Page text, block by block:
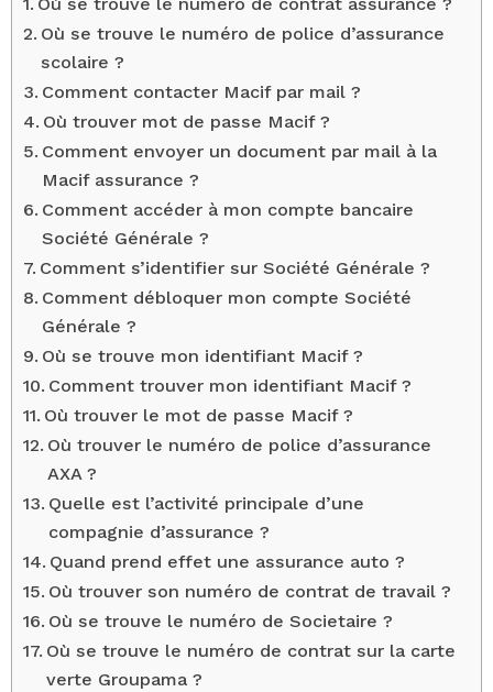
Où se trouve le numéro de police d’assurance
scolaire ?
Comment contacter Macif par mail ?
Où trouver mot de passe Macif ?
Comment envoyer un document par mail à la
Macif assurance ?
Comment accéder à mon compte bancaire
Société Générale ?
Comment s’identifier sur Société Générale ?
Comment débloquer mon compte Société
Générale ?
Où se trouve mon identifiant Macif ?
Comment trouver mon identifiant Macif ?
Où trouver le mot de passe Macif ?
Où trouver le numéro de police d’assurance
AXA ?
Quelle est l’activité principale d’une
compagnie d’assurance ?
Quand prend effet une assurance auto ?
Où trouver son numéro de contrat de travail ?
Où se trouve le numéro de Societaire ?
Où se trouve le numéro de contrat sur la carte
verte Groupama ?